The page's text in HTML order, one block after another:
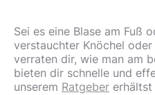
Sei es eine Blase am Fuß
verstauchter Knöchel
verraten dir, wie man am
bieten dir schnelle und
unserem Ratgeber